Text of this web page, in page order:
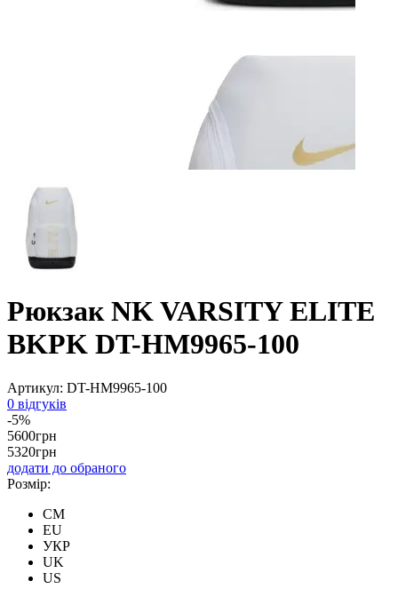
Рюкзак NK VARSITY ELITE
BKPK DT-HM9965-100
Артикул: DT-HM9965-100
0 відгуків
-5%
5600грн
5320грн
додати до обраного
Розмір:
CM
EU
УКР
UK
US